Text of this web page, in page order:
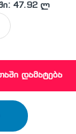
47.92 ლ
ჯაჭვიანი
დამატება